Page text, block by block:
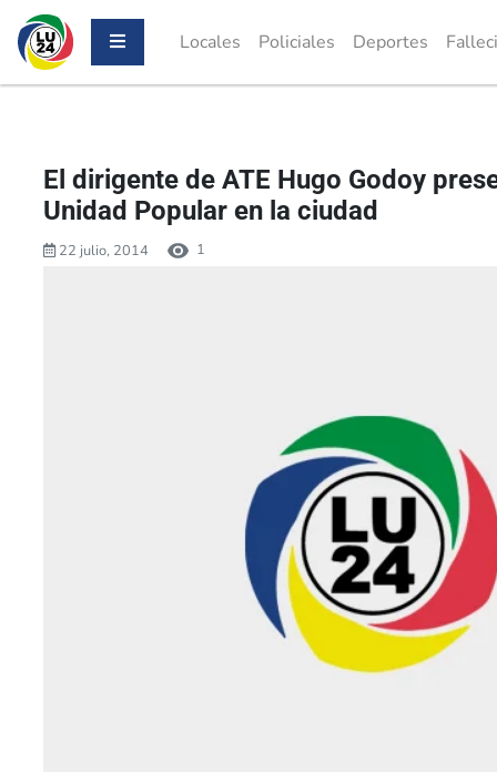
Locales Policiales Deportes
El dirigente de ATE Hugo Godoy
Unidad Popular en la ciudad
22 julio, 2014 1